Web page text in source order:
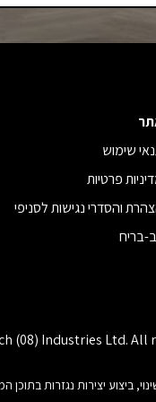
שימוש
פרטיות
והסדרי נגישות לסניפי
בריח
(08) Industries Ltd. All
הצגה, שידור, שינוי, ביצוע יצירות